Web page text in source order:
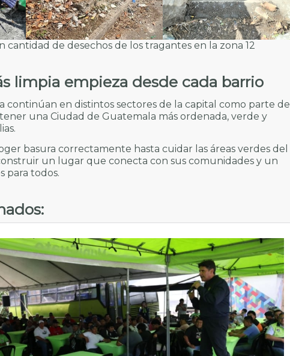
cantidad de desechos de los tragantes en la zona 12
limpia empieza desde cada barrio
continúan en distintos sectores de la capital como parte de
una Ciudad de Guatemala más ordenada, verde y
basura correctamente hasta cuidar las áreas verdes del
un lugar que conecta con sus comunidades y un
para todos.